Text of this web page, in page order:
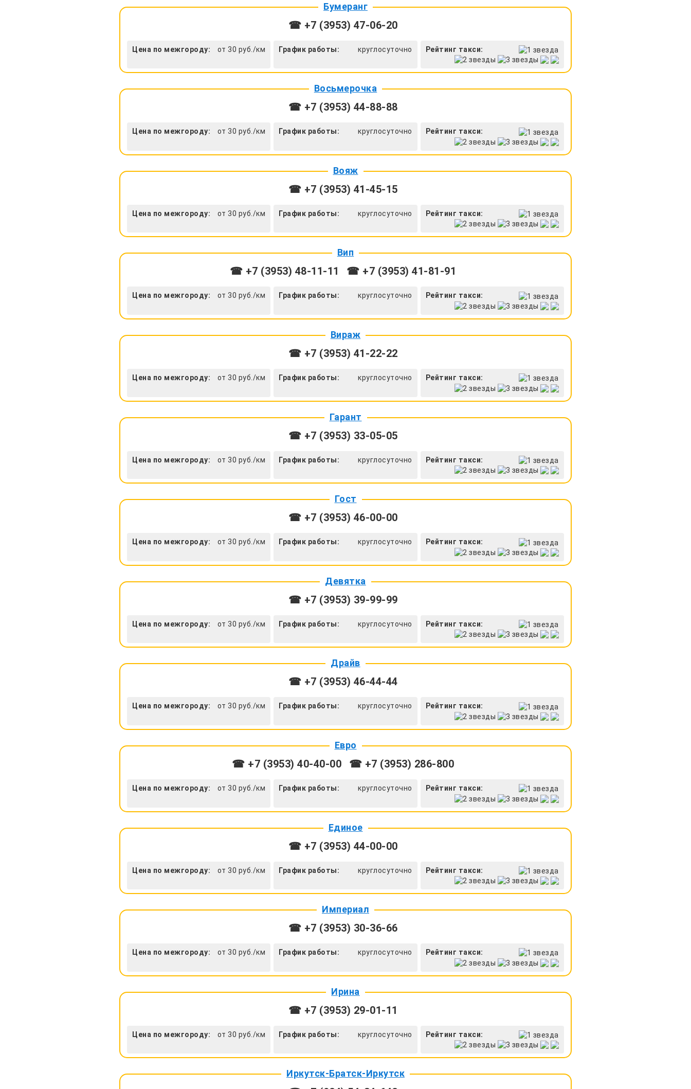
Бумеранг
☎ +7 (3953) 47-06-20
Цена по межгороду: от 30 руб./км График работы: круглосуточно Рейтинг такси:
Восьмерочка
☎ +7 (3953) 44-88-88
Цена по межгороду: от 30 руб./км График работы: круглосуточно Рейтинг такси:
Вояж
☎ +7 (3953) 41-45-15
Цена по межгороду: от 30 руб./км График работы: круглосуточно Рейтинг такси:
Вип
☎ +7 (3953) 48-11-11 ☎ +7 (3953) 41-81-91
Цена по межгороду: от 30 руб./км График работы: круглосуточно Рейтинг такси:
Вираж
☎ +7 (3953) 41-22-22
Цена по межгороду: от 30 руб./км График работы: круглосуточно Рейтинг такси:
Гарант
☎ +7 (3953) 33-05-05
Цена по межгороду: от 30 руб./км График работы: круглосуточно Рейтинг такси:
Гост
☎ +7 (3953) 46-00-00
Цена по межгороду: от 30 руб./км График работы: круглосуточно Рейтинг такси:
Девятка
☎ +7 (3953) 39-99-99
Цена по межгороду: от 30 руб./км График работы: круглосуточно Рейтинг такси:
Драйв
☎ +7 (3953) 46-44-44
Цена по межгороду: от 30 руб./км График работы: круглосуточно Рейтинг такси:
Евро
☎ +7 (3953) 40-40-00 ☎ +7 (3953) 286-800
Цена по межгороду: от 30 руб./км График работы: круглосуточно Рейтинг такси:
Единое
☎ +7 (3953) 44-00-00
Цена по межгороду: от 30 руб./км График работы: круглосуточно Рейтинг такси:
Империал
☎ +7 (3953) 30-36-66
Цена по межгороду: от 30 руб./км График работы: круглосуточно Рейтинг такси:
Ирина
☎ +7 (3953) 29-01-11
Цена по межгороду: от 30 руб./км График работы: круглосуточно Рейтинг такси:
Иркутск-Братск-Иркутск